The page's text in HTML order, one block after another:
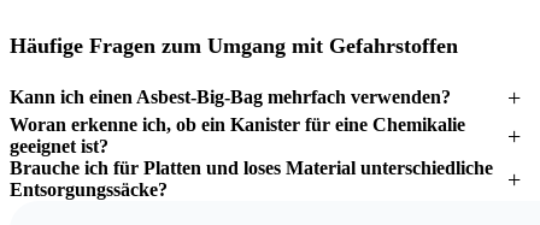
Häufige Fragen zum Umgang mit Gefahrstoffen
Kann ich einen Asbest-Big-Bag mehrfach verwenden?
Woran erkenne ich, ob ein Kanister für eine Chemikalie
geeignet ist?
Brauche ich für Platten und loses Material unterschiedliche
Entsorgungssäcke?